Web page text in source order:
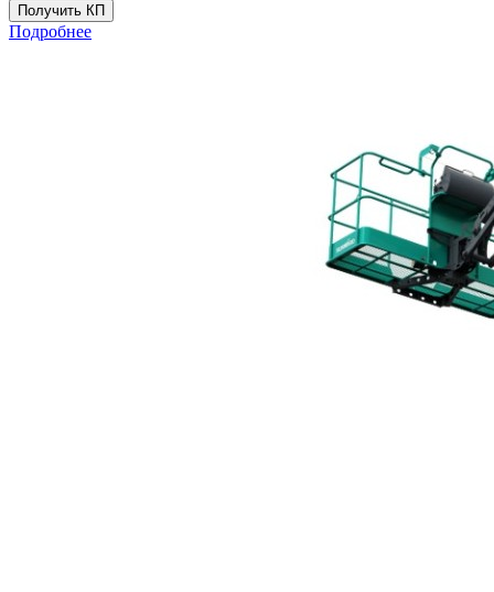
Получить КП
Подробнее